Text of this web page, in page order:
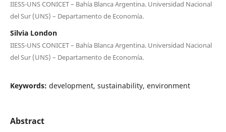
IIESS-UNS CONICET – Bahía Blanca Argentina. Universidad Nacional
del Sur (UNS) – Departamento de Economía.
Silvia London
IIESS-UNS CONICET – Bahía Blanca Argentina. Universidad Nacional
del Sur (UNS) – Departamento de Economía.
Keywords: development, sustainability, environment
Abstract